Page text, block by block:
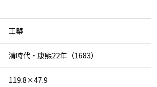
王槩
清時代・康熙22年（1683）
119.8×47.9